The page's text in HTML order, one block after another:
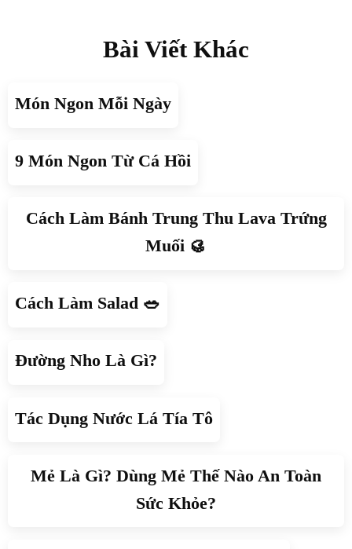
Bài Viết Khác
Món Ngon Mỗi Ngày
9 Món Ngon Từ Cá Hồi
Cách Làm Bánh Trung Thu Lava Trứng
Muối 🥮
Cách Làm Salad 🥗
Đường Nho Là Gì?
Tác Dụng Nước Lá Tía Tô
Mẻ Là Gì? Dùng Mẻ Thế Nào An Toàn
Sức Khỏe?